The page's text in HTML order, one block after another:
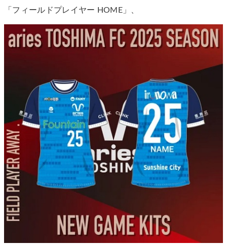
「フィールドプレイヤー HOME」、